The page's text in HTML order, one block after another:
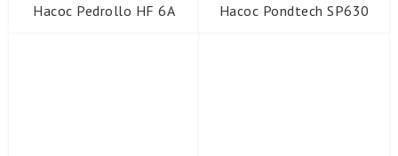
Насос Pedrollo HF 6A Насос Pondtech SP630